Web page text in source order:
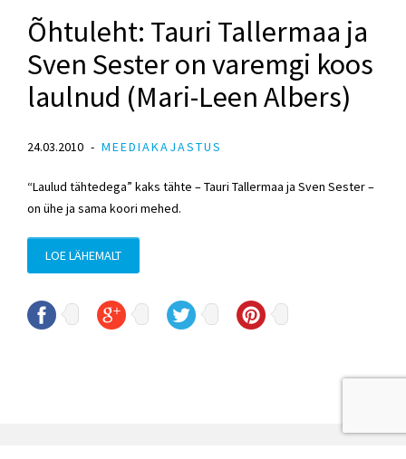
Õhtuleht: Tauri Tallermaa ja
Sven Sester on varemgi koos
laulnud (Mari-Leen Albers)
24.03.2010 MEEDIAKAJASTUS
“Laulud tähtedega” kaks tähte – Tauri Tallermaa ja Sven Sester –
on ühe ja sama koori mehed.
LOE LÄHEMALT